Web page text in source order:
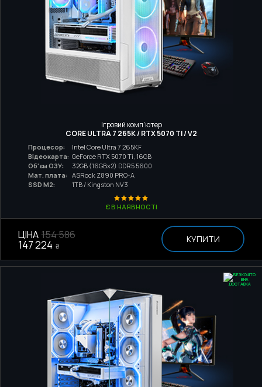
Ігровий комп'ютер
CORE ULTRA 7 265K / RTX 5070 TI / V2
Процесор:
Intel Core Ultra 7 265KF
Відеокарта: GeForce RTX 5070 Ti, 16GB
Об'єм ОЗУ:
32GB (16GBx2) DDR5 5600
Мат. плата:
ASRock Z890 PRO-A
SSD M2:
1TB / Kingston NV3
Є В НАЯВНОСТІ
ЦІНА 154 586
147 224 ₴
КУПИТИ